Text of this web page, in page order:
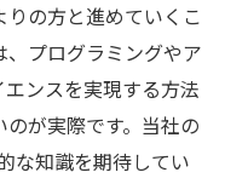
の方と進めていくこ
プログラミングやア
ンスを実現する方法
が実際です。当社の
な知識を期待してい